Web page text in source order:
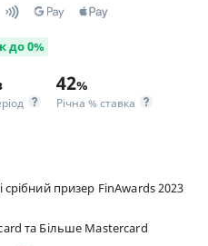
до 0%
42%
Річна % ставка
призер FinAwards 2023
та Більше Mastercard